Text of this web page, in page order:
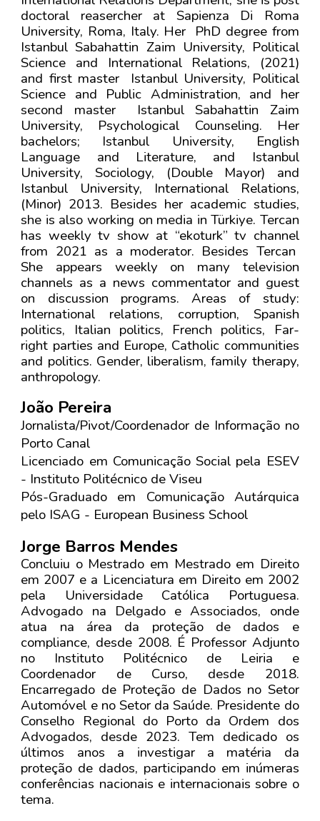
doctoral reasercher at Sapienza Di Roma
University, Roma, Italy. Her PhD degree from
Istanbul Sabahattin Zaim University, Political
Science and International Relations, (2021)
and first master Istanbul University, Political
Science and Public Administration, and her
second master Istanbul Sabahattin Zaim
University, Psychological Counseling. Her
bachelors; Istanbul University, English
Language and Literature, and Istanbul
University, Sociology, (Double Mayor) and
Istanbul University, International Relations,
(Minor) 2013. Besides her academic studies,
she is also working on media in Türkiye. Tercan
has weekly tv show at “ekoturk” tv channel
from 2021 as a moderator. Besides Tercan
She appears weekly on many television
channels as a news commentator and guest
on discussion programs. Areas of study:
International relations, corruption, Spanish
politics, Italian politics, French politics, Far-
right parties and Europe, Catholic communities
and politics. Gender, liberalism, family therapy,
anthropology.
João Pereira
Jornalista/Pivot/Coordenador de Informação no
Porto Canal
Licenciado em Comunicação Social pela ESEV
- Instituto Politécnico de Viseu
Pós-Graduado em Comunicação Autárquica
pelo ISAG - European Business School
Jorge Barros Mendes
Concluiu o Mestrado em Mestrado em Direito
em 2007 e a Licenciatura em Direito em 2002
pela Universidade Católica Portuguesa.
Advogado na Delgado e Associados, onde
atua na área da proteção de dados e
compliance, desde 2008. É Professor Adjunto
no Instituto Politécnico de Leiria e
Coordenador de Curso, desde 2018.
Encarregado de Proteção de Dados no Setor
Automóvel e no Setor da Saúde. Presidente do
Conselho Regional do Porto da Ordem dos
Advogados, desde 2023. Tem dedicado os
últimos anos a investigar a matéria da
proteção de dados, participando em inúmeras
conferências nacionais e internacionais sobre o
tema.